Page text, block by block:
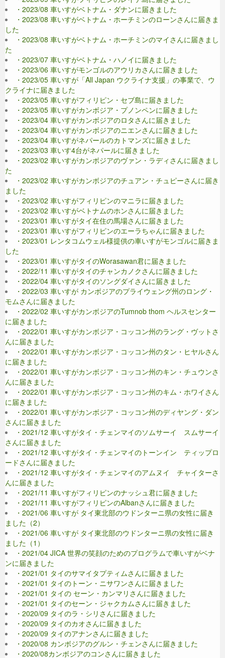
・2023/08 車いすがベトナム・ダナンに届きました
・2023/08 車いすがベトナム・ホーチミンのローンさんに届きま
した
・2023/08 車いすがベトナム・ホーチミンのマイさんに届きまし
た
・2023/07 車いすがベトナム・ハノイに届きました
・2023/06 車いすがモンゴルのアウリカさんに届きました
・2023/05 車いすが「All Japan ウクライナ支援」の事業で、ウ
クライナに届きました
・2023/05 車いすがフィリピン・セブ島に届きました
・2023/05 車いすがカンボジア・プノンペンに届きました
・2023/04 車いすがカンボジアのロタさんに届きました
・2023/04 車いすがカンボジアのニエンさんに届きました
・2023/04 車いすがネパールのカトマンズに届きました
・2023/03 車いす4台がネパールに届きました
・2023/02 車いすがカンボジアのヴァン・ラディさんに届きまし
た
・2023/02 車いすがカンボジアのチュアン・チュピーさんに届き
ました
・2023/02 車いすがフィリピンのマニラに届きました
・2023/02 車いすがベトナムのホンさんに届きました
・2023/01 車いすがタイ在住の馬場さんに届きました
・2023/01 車いすがフィリピンのエーラちゃんに届きました
・2023/01 レンタコムウェル様提供の車いすがモンゴルに届きま
した
・2023/01 車いすがタイのWorasawan君に届きました
・2022/11 車いすがタイのチャンカノクさんに届きました
・2022/04 車いすがタイのソングダイさんに届きました
・2022/03 車いすが カンボジアのプライウェング州のロング・
モムさんに届きました
・2022/02 車いすがカンボジアのTumnob thom ヘルスセンター
に届きました
・2022/01 車いすがカンボジア・コッコン州のラング・ヴットさ
んに届きました
・2022/01 車いすがカンボジア・コッコン州のタン・ヒヤルさん
に届きました
・2022/01 車いすがカンボジア・コッコン州のキン・チュウンさ
んに届きました
・2022/01 車いすがカンボジア・コッコン州のキム・ホワイさん
に届きました
・2022/01 車いすがカンボジア・コッコン州のディヤング・ダン
さんに届きました
・2021/12 車いすがタイ・チェンマイのソムサーイ スムサーイ
さんに届きました
・2021/12 車いすがタイ・チェンマイのトーンイン ティップロ
ードさんに届きました
・2021/12 車いすがタイ・チェンマイのアムヌイ チャイターさ
んに届きました
・2021/11 車いすがフィリピンのナッシュ君に届きました
・2021/11 車いすがフィリピンのAlbanさんに届きました
・2021/06 車いすが タイ東北部のウドンターニ県の女性に届き
ました（2）
・2021/06 車いすが タイ東北部のウドンターニ県の女性に届き
ました（1）
・2021/04 JICA 世界の笑顔のためのプログラムで車いすがベナ
ンに届きました
・2021/01 タイのサマイタプティムさんに届きました
・2021/01 タイのトーン・ニサワンさんに届きました
・2021/01 タイの セーン・カンマリさんに届きました
・2021/01 タイのセーン・ジャクカムさんに届きました
・2020/09 タイのラ・シリさんに届きました
・2020/09 タイのカオさんに届きました
・2020/09 タイのアナンさんに届きました
・2020/08 カンボジアのグルン・チェンさんに届きました
・2020/08カンボジアのコンさんに届きました